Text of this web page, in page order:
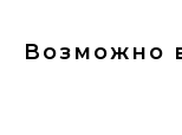
Возможно